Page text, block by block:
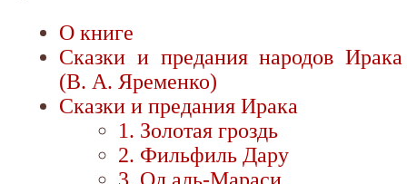
О книге
Сказки и предания народов Ирака
(В. А. Яременко)
Сказки и предания Ирака
1. Золотая гроздь
2. Фильфиль Дару